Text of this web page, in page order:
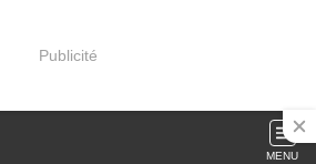
Publicité
MENU